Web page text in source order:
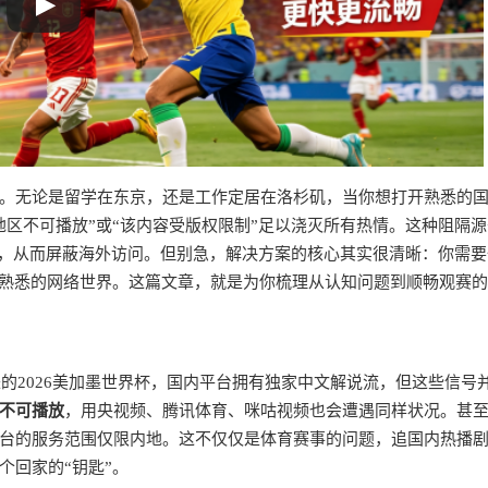
无论是留学在东京，还是工作定居在洛杉矶，当你想打开熟悉的
不可播放”或“该内容受版权限制”足以浇灭所有热情。这种阻隔
而屏蔽海外访问。但别急，解决方案的核心其实很清晰：你需
悉的网络世界。这篇文章，就是为你梳理从认知问题到顺畅观赛
2026美加墨世界杯，国内平台拥有独家中文解说流，但这些信号
可播放，用央视频、腾讯体育、咪咕视频也会遭遇同样状况。甚至
的服务范围仅限内地。这不仅仅是体育赛事的问题，追国内热播
回家的“钥匙”。